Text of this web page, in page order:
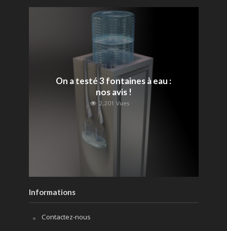
On a testé 3 fontaines à eau :
nos avis !
2,201 Vues
Informations
Contactez-nous